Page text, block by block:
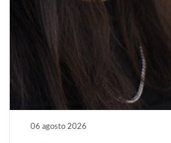
06 agosto 2026